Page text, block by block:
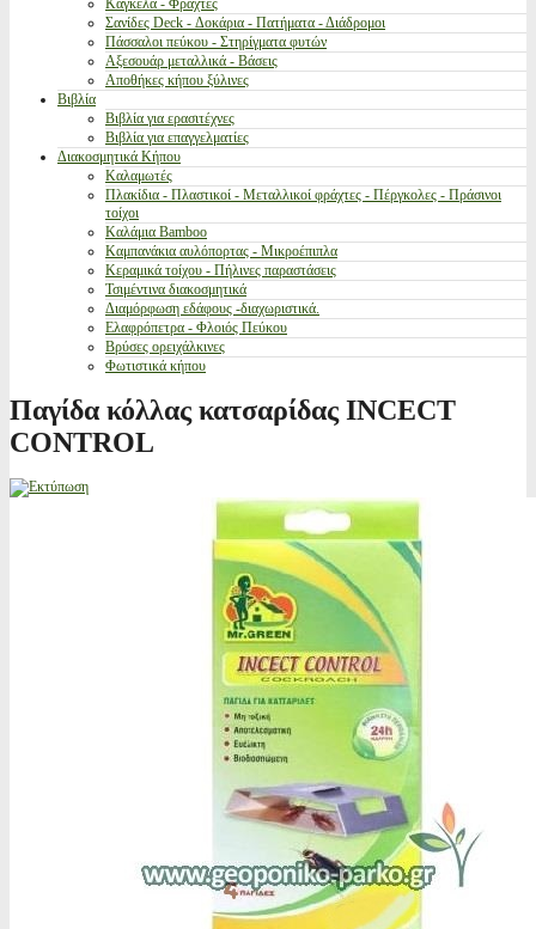
Κάγκελα - Φράχτες
Σανίδες Deck - Δοκάρια - Πατήματα - Διάδρομοι
Πάσσαλοι πεύκου - Στηρίγματα φυτών
Αξεσουάρ μεταλλικά - Βάσεις
Αποθήκες κήπου ξύλινες
Βιβλία
Βιβλία για ερασιτέχνες
Βιβλία για επαγγελματίες
Διακοσμητικά Κήπου
Καλαμωτές
Πλακίδια - Πλαστικοί - Μεταλλικοί φράχτες - Πέργκολες - Πράσινοι
τοίχοι
Καλάμια Bamboo
Καμπανάκια αυλόπορτας - Μικροέπιπλα
Κεραμικά τοίχου - Πήλινες παραστάσεις
Τσιμέντινα διακοσμητικά
Διαμόρφωση εδάφους -διαχωριστικά.
Ελαφρόπετρα - Φλοιός Πεύκου
Βρύσες ορειχάλκινες
Φωτιστικά κήπου
Παγίδα κόλλας κατσαρίδας INCECT
CONTROL